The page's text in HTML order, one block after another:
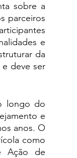
sobre a
parceiros
e
da
deve ser
longo do
e
anos. O
como
Ação de